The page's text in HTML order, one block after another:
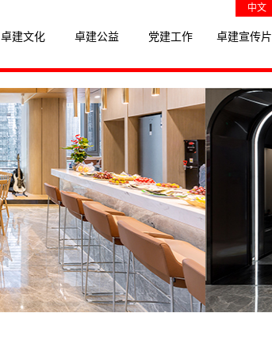
中文
卓建文化 卓建公益 党建工作 卓建宣传片